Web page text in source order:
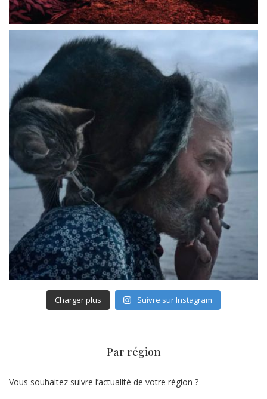
Charger plus Suivre sur Instagram
Par région
Vous souhaitez suivre l’actualité de votre région ?